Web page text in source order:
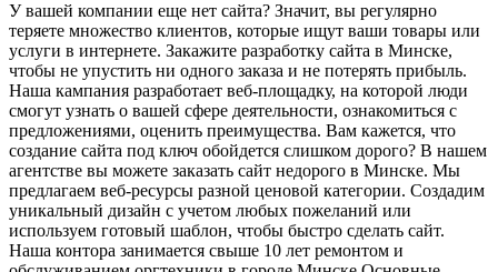
У вашей компании еще нет сайта? Значит, вы регулярно
теряете множество клиентов, которые ищут ваши товары или
услуги в интернете. Закажите разработку сайта в Минске,
чтобы не упустить ни одного заказа и не потерять прибыль.
Наша кампания разработает веб-площадку, на которой люди
смогут узнать о вашей сфере деятельности, ознакомиться с
предложениями, оценить преимущества. Вам кажется, что
создание сайта под ключ обойдется слишком дорого? В нашем
агентстве вы можете заказать сайт недорого в Минске. Мы
предлагаем веб-ресурсы разной ценовой категории. Создадим
уникальный дизайн с учетом любых пожеланий или
используем готовый шаблон, чтобы быстро сделать сайт.
Наша контора занимается свыше 10 лет ремонтом и